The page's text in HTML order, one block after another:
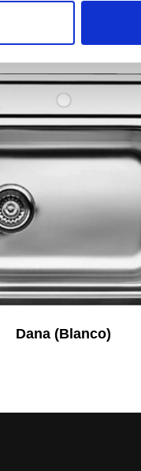
Dana (Blanco)